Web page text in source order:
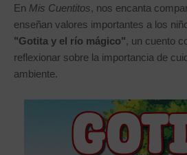
En Mis Cuentitos, nos encanta
enseñan valores importantes a los
"Gotita y el río mágico", un cuento
reflexionar sobre la importancia de
ambiente.